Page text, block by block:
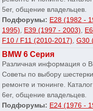
5er, общение владельцев.
Подфорумы: E28 (1982 -
1995), E39 (1997 - 2003),
F10 / F11 (2010-2017), G30
BMW 6 Серия
Различная информация о
Советы по выбору
ремонте и тюнинге.
6er, общение владельцев.
Подфорумы: E24 (1976 -